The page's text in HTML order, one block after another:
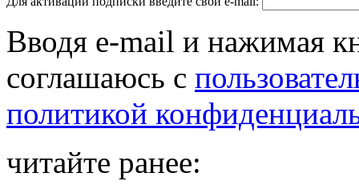
Вводя e-mail и нажимая
соглашаюсь с
политикой
читайте ранее: